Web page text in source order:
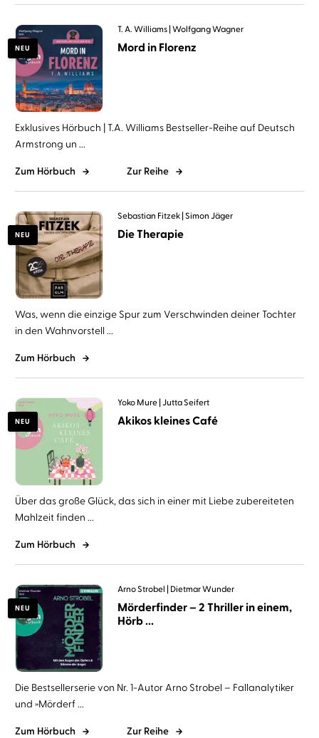
NEU
T. A. Williams Wolfgang Wagner
Mord in Florenz
Exklusives Hörbuch | T.A. Williams Bestseller-Reihe auf Deutsch
Armstrong un ...
Zum Hörbuch Zur Reihe
NEU
Sebastian Fitzek Simon Jäger
Die Therapie
Was, wenn die einzige Spur zum Verschwinden deiner Tochter
in den Wahnvorstell ...
Zum Hörbuch
NEU
Yoko Mure Jutta Seifert
Akikos kleines Café
Über das große Glück, das sich in einer mit Liebe zubereiteten
Mahlzeit finden ...
Zum Hörbuch
NEU
Arno Strobel Dietmar Wunder
Mörderfinder – 2 Thriller in einem,
Hörb ...
Die Bestsellerserie von Nr. 1-Autor Arno Strobel – Fallanalytiker
und »Mörderf ...
Zum Hörbuch Zur Reihe